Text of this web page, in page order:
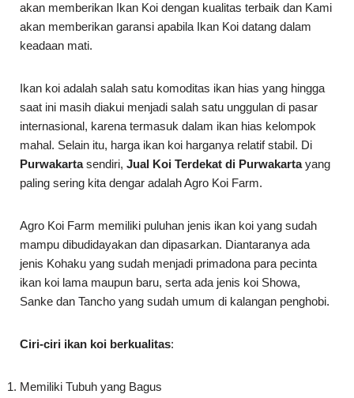
akan memberikan Ikan Koi dengan kualitas terbaik dan Kami
akan memberikan garansi apabila Ikan Koi datang dalam
keadaan mati.
Ikan koi adalah salah satu komoditas ikan hias yang hingga
saat ini masih diakui menjadi salah satu unggulan di pasar
internasional, karena termasuk dalam ikan hias kelompok
mahal. Selain itu, harga ikan koi harganya relatif stabil. Di
Purwakartasendiri, Jual Koi Terdekat di Purwakartayang
paling sering kita dengar adalah Agro Koi Farm.
Agro Koi Farm memiliki puluhan jenis ikan koi yang sudah
mampu dibudidayakan dan dipasarkan. Diantaranya ada
jenis Kohaku yang sudah menjadi primadona para pecinta
ikan koi lama maupun baru, serta ada jenis koi Showa,
Sanke dan Tancho yang sudah umum di kalangan penghobi.
Ciri-ciri ikan koi berkualitas:
Memiliki Tubuh yang Bagus